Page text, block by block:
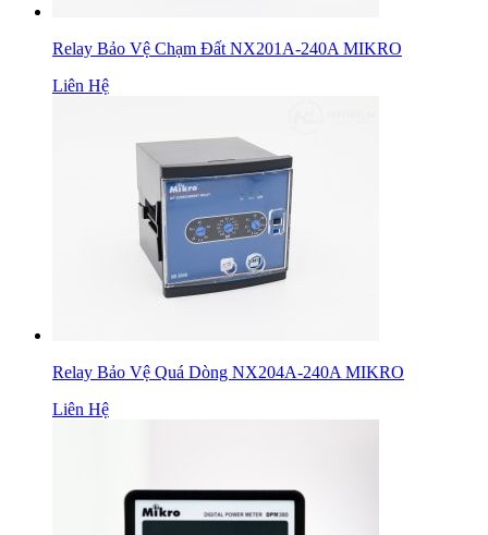
Relay Bảo Vệ Chạm Đất NX201A-240A MIKRO
Liên Hệ
Relay Bảo Vệ Quá Dòng NX204A-240A MIKRO
Liên Hệ